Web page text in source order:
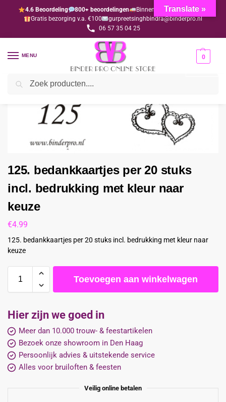
4.6 Beoordeling 800+ beoordelingen
Binnen 1-3 dagen geleverd
Gratis bezorging v.a. €100
gurpreetsinghbindra@binderpro.nl
06 57 35 04 25
MENU 0
Home Bedankjesafdeling
125. bedankkaartjes per 20 stuks
incl. bedrukking met kleur naar
keuze
€4.99
125. bedankkaartjes per 20 stuks incl. bedrukking met kleur naar
keuze
Toevoegen aan winkelwagen
Hier zijn we goed in
Meer dan 10.000 trouw- & feestartikelen
Bezoek onze showroom in Den Haag
Persoonlijk advies & uitstekende service
Alles voor bruiloften & feesten
Veilig online betalen
Translate »